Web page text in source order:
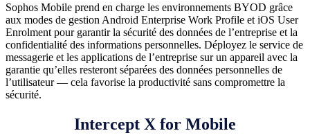
Sophos Mobile prend en charge les environnements BYOD grâce
aux modes de gestion Android Enterprise Work Profile et iOS User
Enrolment pour garantir la sécurité des données de l’entreprise et la
confidentialité des informations personnelles. Déployez le service de
messagerie et les applications de l’entreprise sur un appareil avec la
garantie qu’elles resteront séparées des données personnelles de
l’utilisateur — cela favorise la productivité sans compromettre la
sécurité.
Intercept X for Mobile